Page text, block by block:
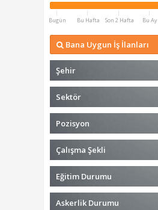
Bugün Bu Hafta Son 2 Hafta Bu Ay
Bana Uygun İş İlanları
Şehir
Sektör
Pozisyon
Çalışma Şekli
Eğitim Durumu
Askerlik Durumu